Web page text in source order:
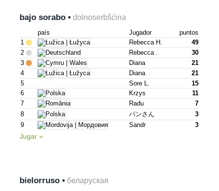
bajo sorabo • dolnoserbšćina
país Jugador
puntos
1
Rebecca H.
49
2
Rebecca .
30
3
Diana
21
4
Diana
21
5
Sore L.
15
6
Krzys
11
7
Radu
7
8
パンさん
3
9
Sandr 3
Jugar »
bielorruso • беларуская